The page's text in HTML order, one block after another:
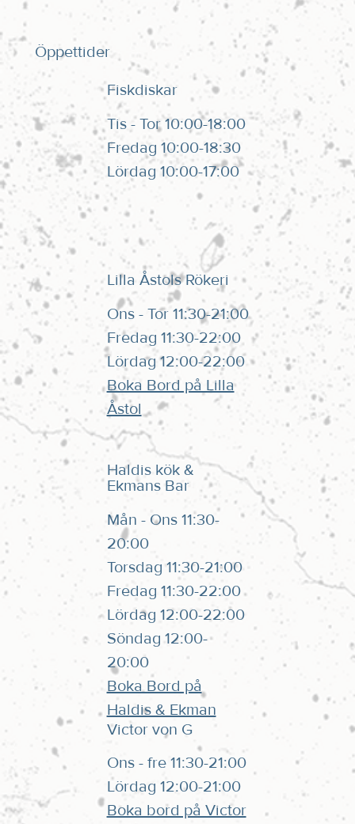
Öppettider
Fiskdiskar
Tis - Tor 10:00-18:00
Fredag 10:00-18:30
Lördag 10:00-17:00
Lilla Åstols Rökeri
Ons - Tor 11:30-21:00
Fredag 11:30-22:00
Lördag 12:00-22:00
Boka Bord på Lilla
Åstol
Haldis kök &
Ekmans Bar
Mån - Ons 11:30-
20:00
Torsdag 11:30-21:00
Fredag 11:30-22:00
Lördag 12:00-22:00
Söndag 12:00-
20:00
Boka Bord på
Haldis & Ekman
Victor von G
Ons - fre 11:30-21:00
Lördag 12:00-21:00
Boka bord på Victor